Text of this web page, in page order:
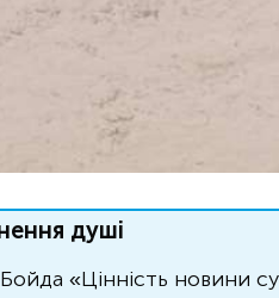
душі
«Цінність новини